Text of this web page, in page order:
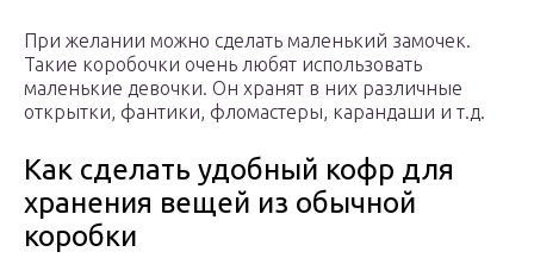
При желании можно сделать маленький замочек.
Такие коробочки очень любят использовать
маленькие девочки. Он хранят в них различные
открытки, фантики, фломастеры, карандаши и т.д.
Как сделать удобный кофр для
хранения вещей из обычной
коробки